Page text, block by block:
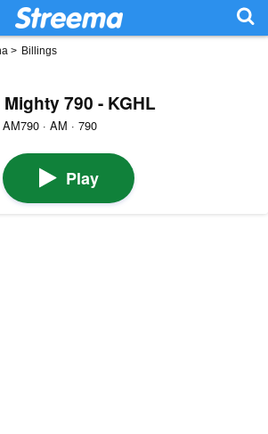
> Billings
790 - KGHL
· AM · 790
Play